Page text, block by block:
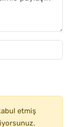
etmiş